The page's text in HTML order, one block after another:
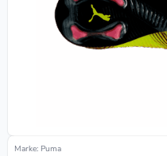
Marke: Puma